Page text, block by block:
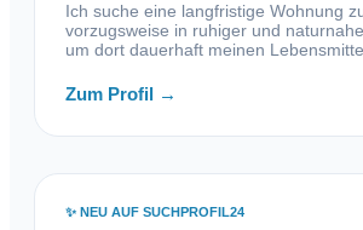
Ich suche eine langfristige Wohnung
vorzugsweise in ruhiger und
um dort dauerhaft meinen
Zum Profil →
✨ NEU AUF SUCHPROFIL24